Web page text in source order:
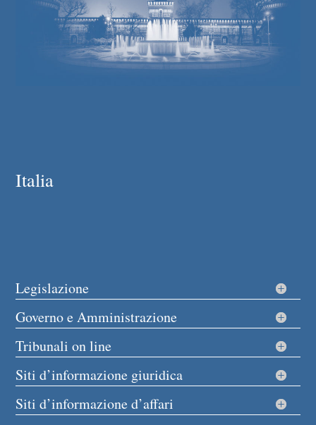
Italia
Legislazione
Governo e Amministrazione
Tribunali on line
Siti d’informazione giuridica
Siti d’informazione d’affari